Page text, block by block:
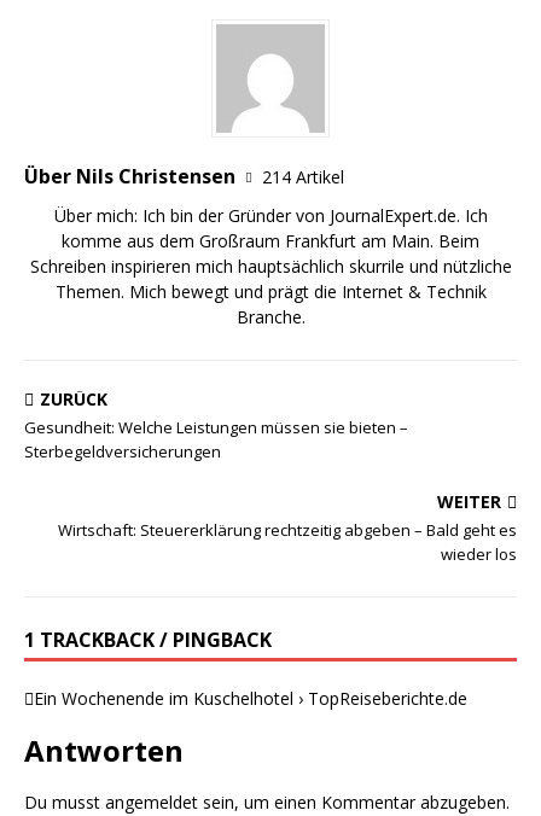
Über Nils Christensen
214 Artikel
Über mich: Ich bin der Gründer von JournalExpert.de. Ich
komme aus dem Großraum Frankfurt am Main. Beim
Schreiben inspirieren mich hauptsächlich skurrile und nützliche
Themen. Mich bewegt und prägt die Internet & Technik
Branche.
ZURÜCK
Gesundheit: Welche Leistungen müssen sie bieten –
Sterbegeldversicherungen
WEITER
Wirtschaft: Steuererklärung rechtzeitig abgeben – Bald geht es
wieder los
1 TRACKBACK / PINGBACK
Ein Wochenende im Kuschelhotel › TopReiseberichte.de
Antworten
Du musst angemeldet sein, um einen Kommentar abzugeben.